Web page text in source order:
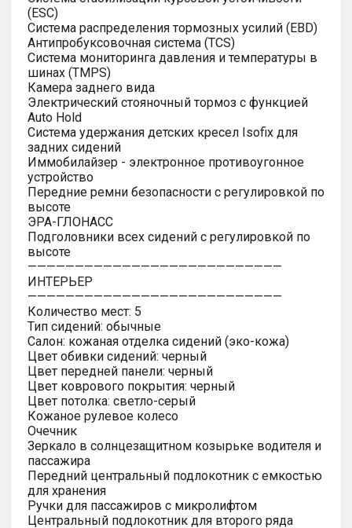
(ESC)
Система распределения тормозных усилий (EBD)
Антипробуксовочная система (TCS)
Система мониторинга давления и температуры в
шинах (TMPS)
Камера заднего вида
Электрический стояночный тормоз с функцией
Auto Hold
Система удержания детских кресел Isofix для
задних сидений
Иммобилайзер - электронное противоугонное
устройство
Передние ремни безопасности с регулировкой по
высоте
ЭРА-ГЛОНАСС
Подголовники всех сидений с регулировкой по
высоте
———————————————————————————
ИНТЕРЬЕР
———————————————————————————
Количество мест: 5
Тип сидений: обычные
Салон: кожаная отделка сидений (эко-кожа)
Цвет обивки сидений: черный
Цвет передней панели: черный
Цвет коврового покрытия: черный
Цвет потолка: светло-серый
Кожаное рулевое колесо
Очечник
Зеркало в солнцезащитном козырьке водителя и
пассажира
Передний центральный подлокотник с емкостью
для хранения
Ручки для пассажиров с микролифтом
Центральный подлокотник для второго ряда